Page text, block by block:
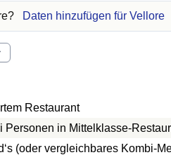
Daten hinzufügen für Vellore
Restaurant
Personen in Mittelklasse-
(oder vergleichbares Kombi-